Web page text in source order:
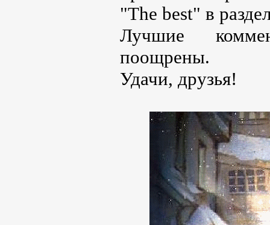
"The best" в
Лучшие
поощрены.
Удачи, друзья!